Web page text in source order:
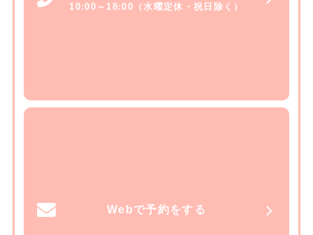
10:00～18:00（水曜定休・祝日除く）
Webで予約をする